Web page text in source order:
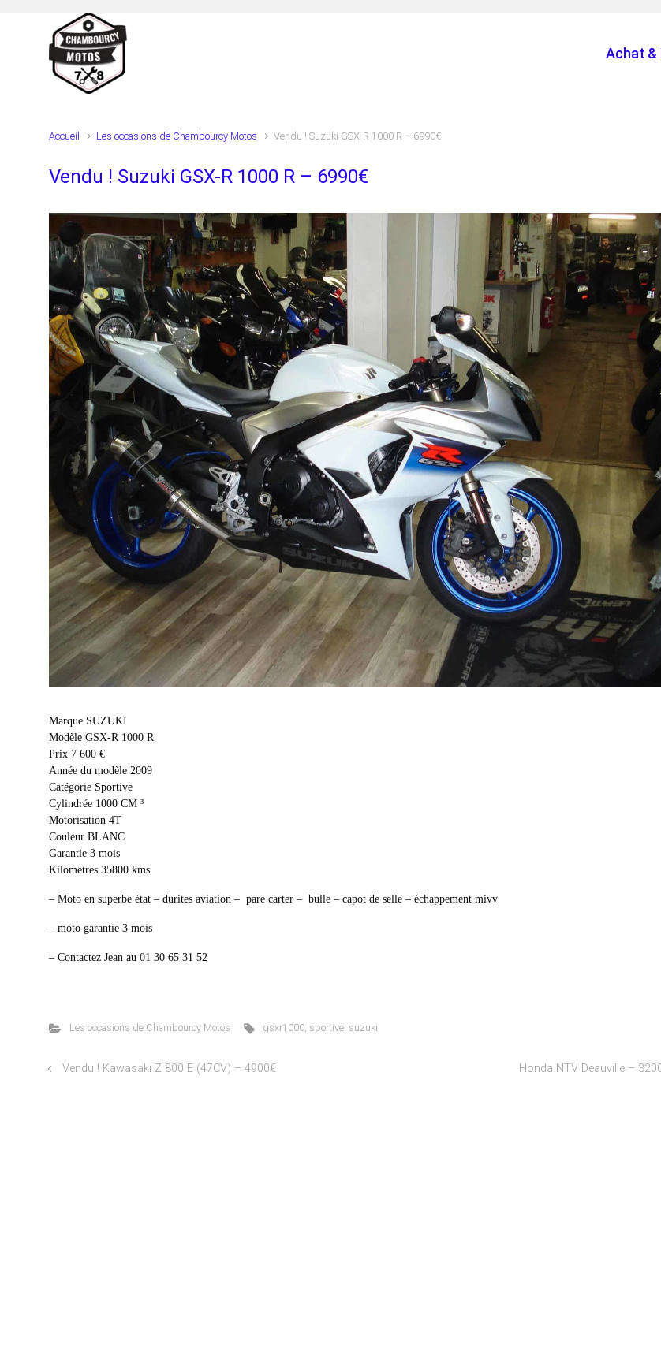
Skip to main content
Achat &
Accueil Les occasions de Chambourcy Motos Vendu ! Suzuki GSX-R 1000 R – 6990€
Vendu ! Suzuki GSX-R 1000 R – 6990€
Marque SUZUKI
Modèle GSX-R 1000 R
Prix 7 600 €
Année du modèle 2009
Catégorie Sportive
Cylindrée 1000 CM ³
Motorisation 4T
Couleur BLANC
Garantie 3 mois
Kilomètres 35800 kms
– Moto en superbe état – durites aviation – pare carter – bulle – capot de selle – échappement mivv
– moto garantie 3 mois
– Contactez Jean au 01 30 65 31 52
Les occasions de Chambourcy Motos gsxr1000, sportive, suzuki
Vendu ! Kawasaki Z 800 E (47CV) – 4900€ Honda NTV Deauville –